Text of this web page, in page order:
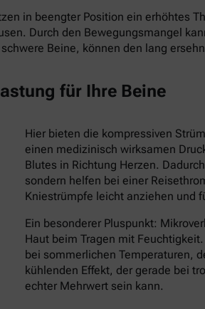
in beengter Position ein erhöhtes
Durch den Bewegungsmangel
Beine, können den lang
für Ihre Beine
Hier bieten die kompressiven
einen medizinisch wirksamen
Blutes in Richtung Herzen.
sondern helfen bei einer
Kniestrümpfe leicht anziehen und
Ein besonderer Pluspunkt:
Haut beim Tragen mit
bei sommerlichen Temperaturen,
kühlenden Effekt, der gerade bei
echter Mehrwert sein kann.